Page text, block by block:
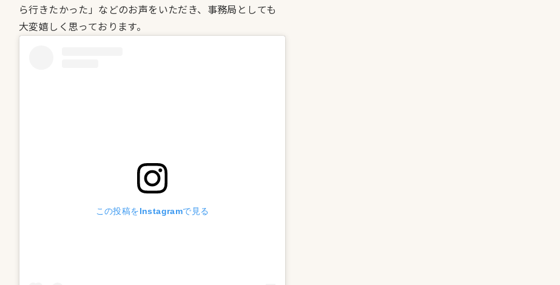
ら行きたかった」などのお声をいただき、事務局としても
大変嬉しく思っております。
この投稿をInstagramで見る